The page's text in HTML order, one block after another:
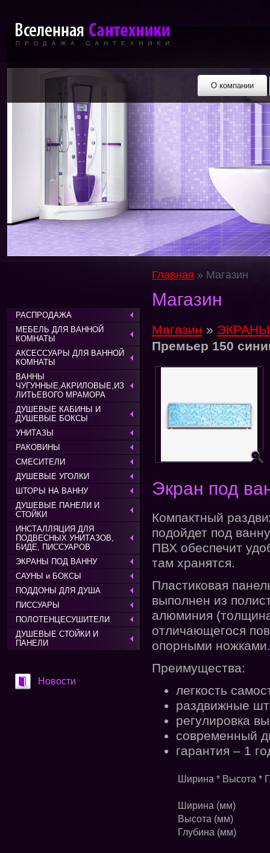
О компании
РАСПРОДАЖА
МЕБЕЛЬ ДЛЯ ВАННОЙ
КОМНАТЫ
АКСЕССУАРЫ ДЛЯ ВАННОЙ
КОМНАТЫ
ВАННЫ
ЧУГУННЫЕ,АКРИЛОВЫЕ,ИЗ
ЛИТЬЕВОГО МРАМОРА
ДУШЕВЫЕ КАБИНЫ И
ДУШЕВЫЕ БОКСЫ
УНИТАЗЫ
РАКОВИНЫ
СМЕСИТЕЛИ
ДУШЕВЫЕ УГОЛКИ
ШТОРЫ НА ВАННУ
ДУШЕВЫЕ ПАНЕЛИ И
СТОЙКИ
ИНСТАЛЛЯЦИЯ ДЛЯ
ПОДВЕСНЫХ УНИТАЗОВ,
БИДЕ, ПИССУАРОВ
ЭКРАНЫ ПОД ВАННУ
САУНЫ и БОКСЫ
ПОДДОНЫ ДЛЯ ДУША
ПИССУАРЫ
ПОЛОТЕНЦЕСУШИТЕЛИ
ДУШЕВЫЕ СТОЙКИ И
ПАНЕЛИ
Новости
Главная » Магазин
Магазин
Магазин »
Премьер 150
Экран под
Компактный
подойдет под
ПВХ обеспечит
там хранятся.
Пластиковая
выполнен из
алюминия
отличающегося
опорными ножками.
Преимущества:
легкость
раздвижные
регулировка
современный
гарантия – 1
Ширина * Высота *
Ширина (мм)
Высота (мм)
Глубина (мм)